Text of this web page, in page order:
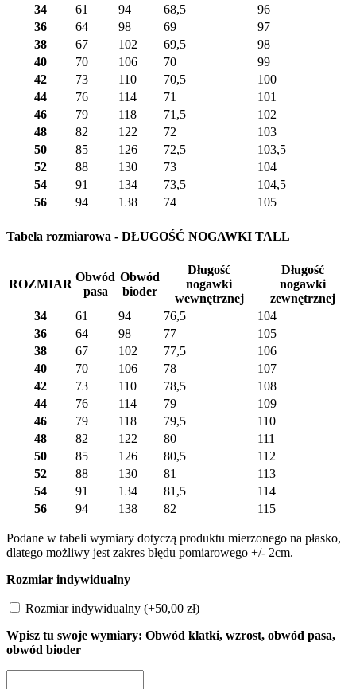
34
61 94 68,5
96
36
64 98 69
97
38
67 102 69,5
98
40
70 106 70
99
42
73 110 70,5
100
44
76 114 71
101
46
79 118 71,5
102
48
82 122 72
103
50
85 126 72,5
103,5
52
88 130 73
104
54
91 134 73,5
104,5
56
94 138 74 105
Tabela rozmiarowa - DŁUGOŚĆ NOGAWKI TALL
ROZMIAR
Obwód
pasa
Obwód
bioder
Długość
nogawki
wewnętrznej
Długość
nogawki
zewnętrznej
34
61 94 76,5
104
36
64 98 77
105
38
67 102 77,5
106
40
70 106 78
107
42
73 110 78,5
108
44
76 114 79
109
46
79 118 79,5
110
48
82 122 80
111
50
85 126 80,5
112
52
88 130 81
113
54
91 134 81,5
114
56
94 138 82 115
Podane w tabeli wymiary dotyczą produktu mierzonego na płasko,
dlatego możliwy jest zakres błędu pomiarowego +/- 2cm.
Rozmiar indywidualny
Rozmiar indywidualny (+50,00 zł)
Wpisz tu swoje wymiary: Obwód klatki, wzrost, obwód pasa,
obwód bioder